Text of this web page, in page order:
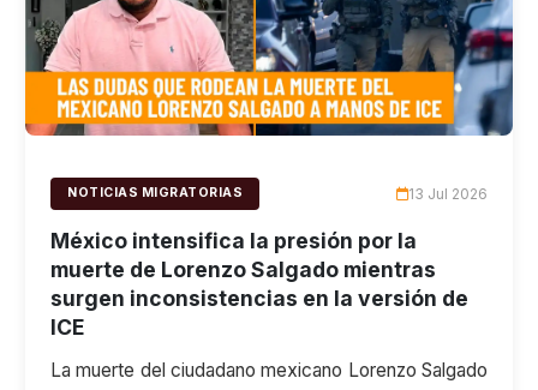
NOTICIAS MIGRATORIAS 13 Jul 2026
México intensifica la presión por la
muerte de Lorenzo Salgado mientras
surgen inconsistencias en la versión de
ICE
La muerte del ciudadano mexicano Lorenzo Salgado